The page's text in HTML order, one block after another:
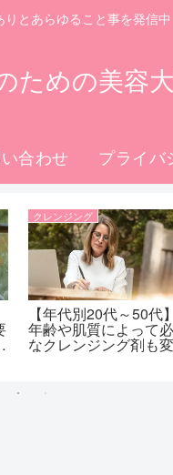
とあらゆること事を発信中
ための美容
合わせ
クレンジング
【年代別20代～50代】
年齢や肌質によって
なクレンジング剤も
たい事！！！